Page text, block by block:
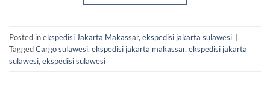
Posted inekspedisi Jakarta Makassar, ekspedisi jakarta sulawesi
TaggedCargo sulawesi, ekspedisi jakarta makassar, ekspedisi jakarta
sulawesi, ekspedisi sulawesi